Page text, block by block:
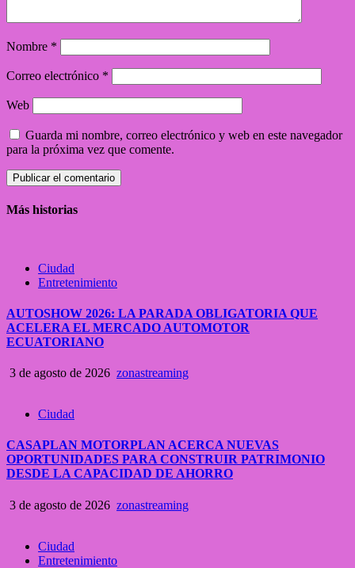
Nombre *
Correo electrónico *
Web
Guarda mi nombre, correo electrónico y web en este navegador
para la próxima vez que comente.
Más historias
Ciudad
Entretenimiento
AUTOSHOW 2026: LA PARADA OBLIGATORIA QUE
ACELERA EL MERCADO AUTOMOTOR
ECUATORIANO
3 de agosto de 2026 zonastreaming
Ciudad
CASAPLAN MOTORPLAN ACERCA NUEVAS
OPORTUNIDADES PARA CONSTRUIR PATRIMONIO
DESDE LA CAPACIDAD DE AHORRO
3 de agosto de 2026 zonastreaming
Ciudad
Entretenimiento